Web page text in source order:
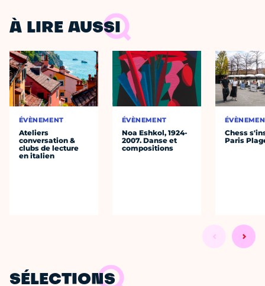
À LIRE AUSSI
ÉVÈNEMENT
Ateliers
conversation &
clubs de lecture
en italien
ÉVÈNEMENT
Noa Eshkol, 1924-
2007. Danse et
compositions
Chess
Paris
SÉLECTIONS